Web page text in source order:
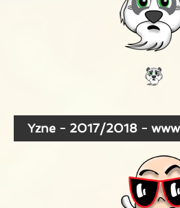
Yzne - 2017/2018 -